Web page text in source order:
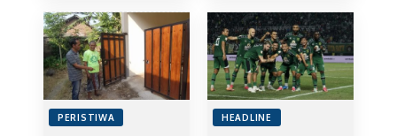
PERISTIWA HEADLINE